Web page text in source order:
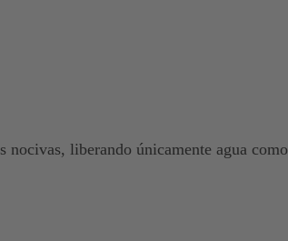
nocivas, liberando únicamente agua como